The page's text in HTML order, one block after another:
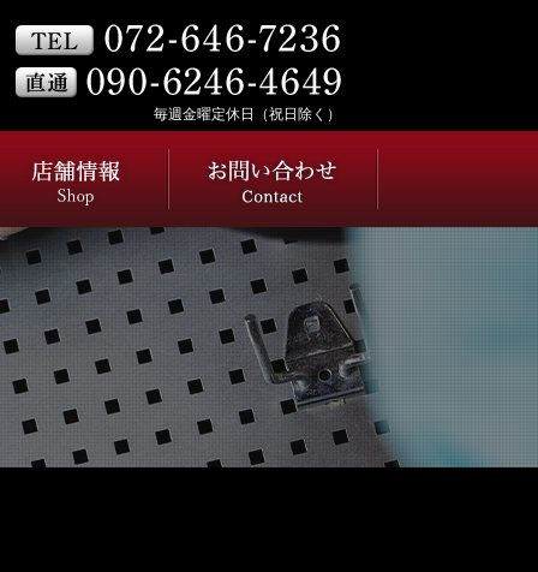
毎週金曜定休日（祝日除く）